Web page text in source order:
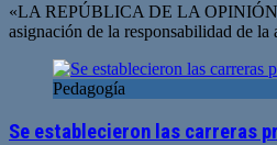
«LA REPÚBLICA DE LA
asignación de la responsabilidad de la
Pedagogía
Se establecieron las carreras